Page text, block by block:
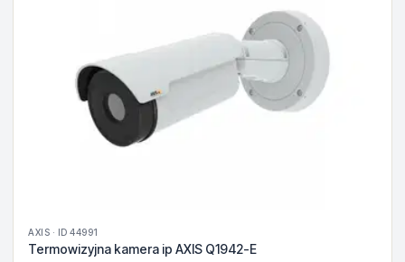
AXIS · ID 44991
Termowizyjna kamera ip AXIS Q1942-E